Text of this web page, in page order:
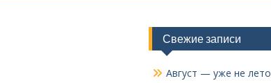
Свежие записи
Август — уже не лето